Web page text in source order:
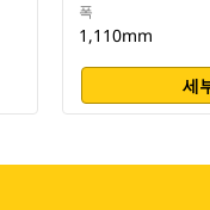
폭
1,110mm
세